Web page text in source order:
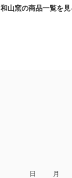
和山窯の商品一覧を見
日 月